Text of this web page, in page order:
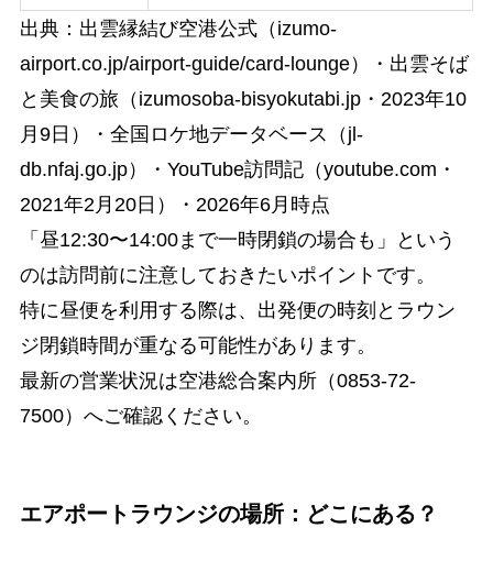
出典：出雲縁結び空港公式（izumo-
airport.co.jp/airport-guide/card-lounge）・出雲そば
と美食の旅（izumosoba-bisyokutabi.jp・2023年10
月9日）・全国ロケ地データベース（jl-
db.nfaj.go.jp）・YouTube訪問記（youtube.com・
2021年2月20日）・2026年6月時点
「昼12:30〜14:00まで一時閉鎖の場合も」という
のは訪問前に注意しておきたいポイントです。
特に昼便を利用する際は、出発便の時刻とラウン
ジ閉鎖時間が重なる可能性があります。
最新の営業状況は空港総合案内所（0853-72-
7500）へご確認ください。
エアポートラウンジの場所：どこにある？